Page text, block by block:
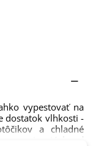
vypestovať na
dostatok vlhkosti -
a
chladné
hneď